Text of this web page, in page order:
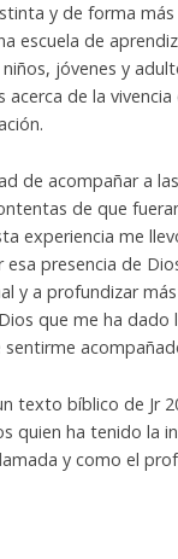
y de forma
escuela de
jóvenes y
acerca de la
de acompañar a
de que
experiencia me
presencia de
y a profundizar
que me ha
texto bíblico de Jr
quien ha tenido la
y como el